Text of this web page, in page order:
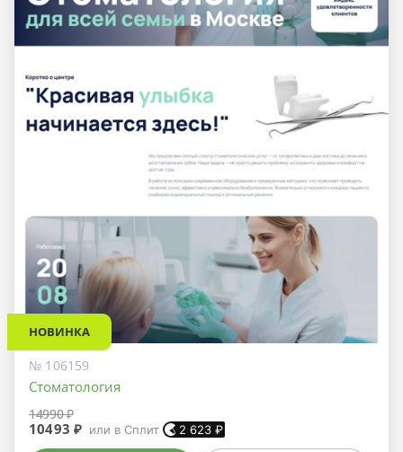
НОВИНКА
№ 106159
Стоматология
14990 ₽
10493 ₽ или в Сплит 2 623 ₽